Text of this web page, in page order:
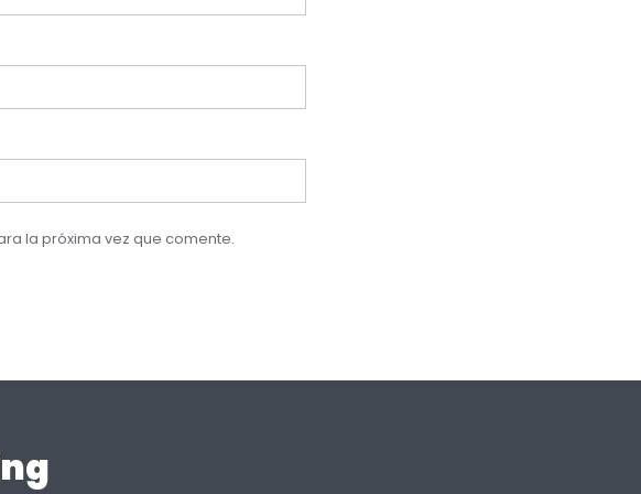
la próxima vez que comente.